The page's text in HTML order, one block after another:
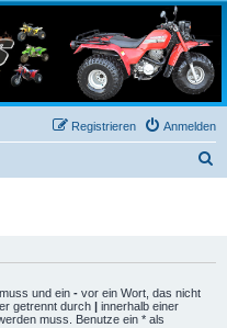
Anmelden
Registrieren
e
und ein - vor ein Wort, das nicht
getrennt durch | innerhalb einer
muss. Benutze ein * als